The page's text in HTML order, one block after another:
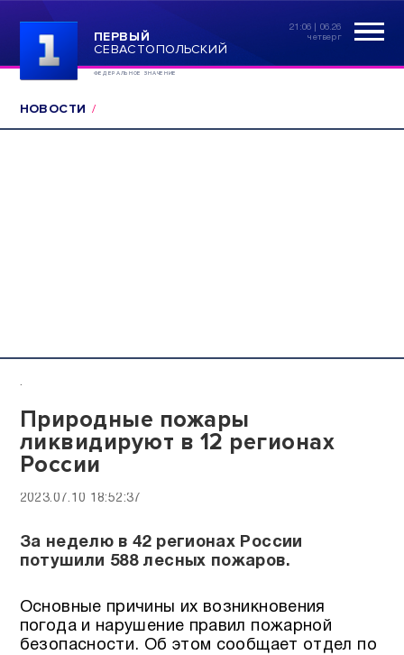
ПЕРВЫЙ
СЕВАСТОПОЛЬСКИЙ
ФЕДЕРАЛЬНОЕ ЗНАЧЕНИЕ
21:06 | 06.26
четверг
НОВОСТИ
.
Природные пожары
ликвидируют в 12 регионах
России
2023.07.10 18:52:37
За неделю в 42 регионах России
потушили 588 лесных пожаров.
Основные причины их возникновения
погода и нарушение правил пожарной
безопасности. Об этом сообщает отдел по